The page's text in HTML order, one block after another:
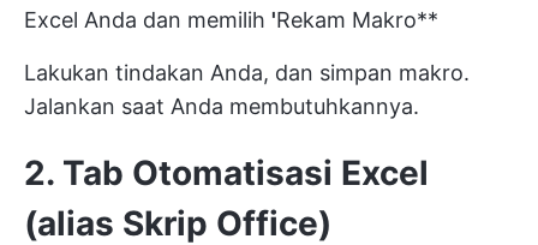
Excel Anda dan memilih 'Rekam Makro**
Lakukan tindakan Anda, dan simpan makro.
Jalankan saat Anda membutuhkannya.
2. Tab Otomatisasi Excel
(alias Skrip Office)